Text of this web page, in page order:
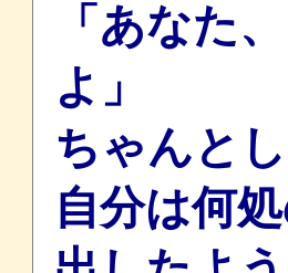
「あなた
よ」
ちゃんと
自分は何